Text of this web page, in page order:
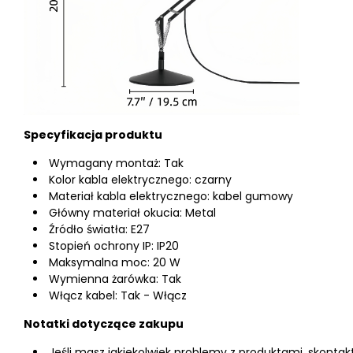
Specyfikacja produktu
Wymagany montaż: Tak
Kolor kabla elektrycznego: czarny
Materiał kabla elektrycznego: kabel gumowy
Główny materiał okucia: Metal
Źródło światła: E27
Stopień ochrony IP: IP20
Maksymalna moc: 20 W
Wymienna żarówka: Tak
Włącz kabel: Tak - Włącz
Notatki dotyczące zakupu